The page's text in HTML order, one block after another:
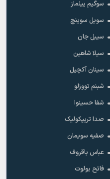
سوگیم ییلماز
سویل سوینچ
سیبل جان
سیلا شاهین
سینان آکچیل
شبنم تووزلو
شفا حسینوا
صدا تریپکولیک
صفیه سویمان
عباس باقروف
فاتح بولوت